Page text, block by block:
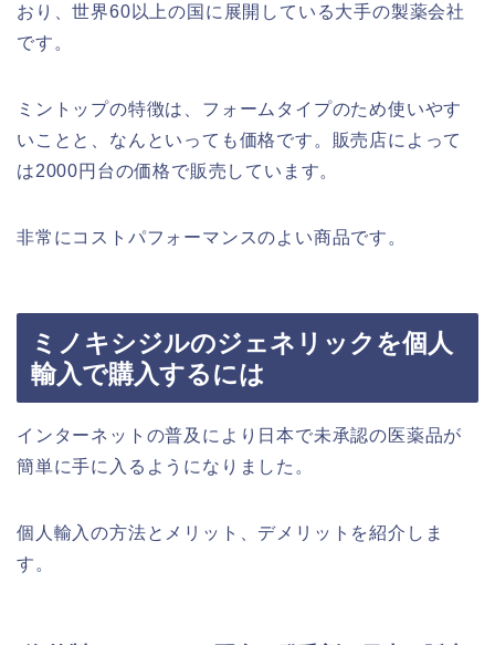
おり、世界60以上の国に展開している大手の製薬会社
です。
ミントップの特徴は、フォームタイプのため使いやす
いことと、なんといっても価格です。販売店によって
は2000円台の価格で販売しています。
非常にコストパフォーマンスのよい商品です。
ミノキシジルのジェネリックを個人
輸入で購入するには
インターネットの普及により日本で未承認の医薬品が
簡単に手に入るようになりました。
個人輸入の方法とメリット、デメリットを紹介しま
す。